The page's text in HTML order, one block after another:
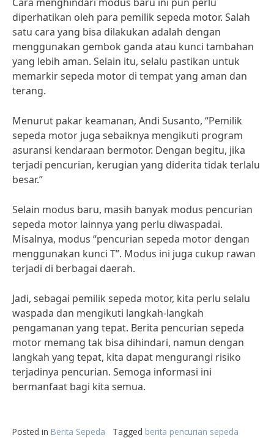
diperhatikan oleh para pemilik sepeda motor. Salah
satu cara yang bisa dilakukan adalah dengan
menggunakan gembok ganda atau kunci tambahan
yang lebih aman. Selain itu, selalu pastikan untuk
memarkir sepeda motor di tempat yang aman dan
terang.
Menurut pakar keamanan, Andi Susanto, “Pemilik
sepeda motor juga sebaiknya mengikuti program
asuransi kendaraan bermotor. Dengan begitu, jika
terjadi pencurian, kerugian yang diderita tidak terlalu
besar.”
Selain modus baru, masih banyak modus pencurian
sepeda motor lainnya yang perlu diwaspadai.
Misalnya, modus “pencurian sepeda motor dengan
menggunakan kunci T”. Modus ini juga cukup rawan
terjadi di berbagai daerah.
Jadi, sebagai pemilik sepeda motor, kita perlu selalu
waspada dan mengikuti langkah-langkah
pengamanan yang tepat. Berita pencurian sepeda
motor memang tak bisa dihindari, namun dengan
langkah yang tepat, kita dapat mengurangi risiko
terjadinya pencurian. Semoga informasi ini
bermanfaat bagi kita semua.
Posted in Berita Sepeda Tagged berita pencurian sepeda